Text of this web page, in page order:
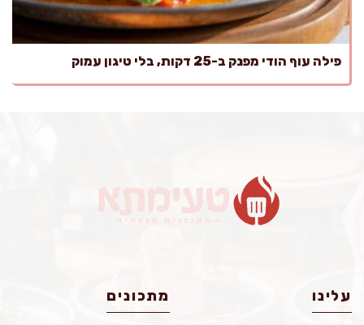
פילה עוף הודי מפנק ב-25 דקות, בלי טיגון עמוק
עלינו מתכונים